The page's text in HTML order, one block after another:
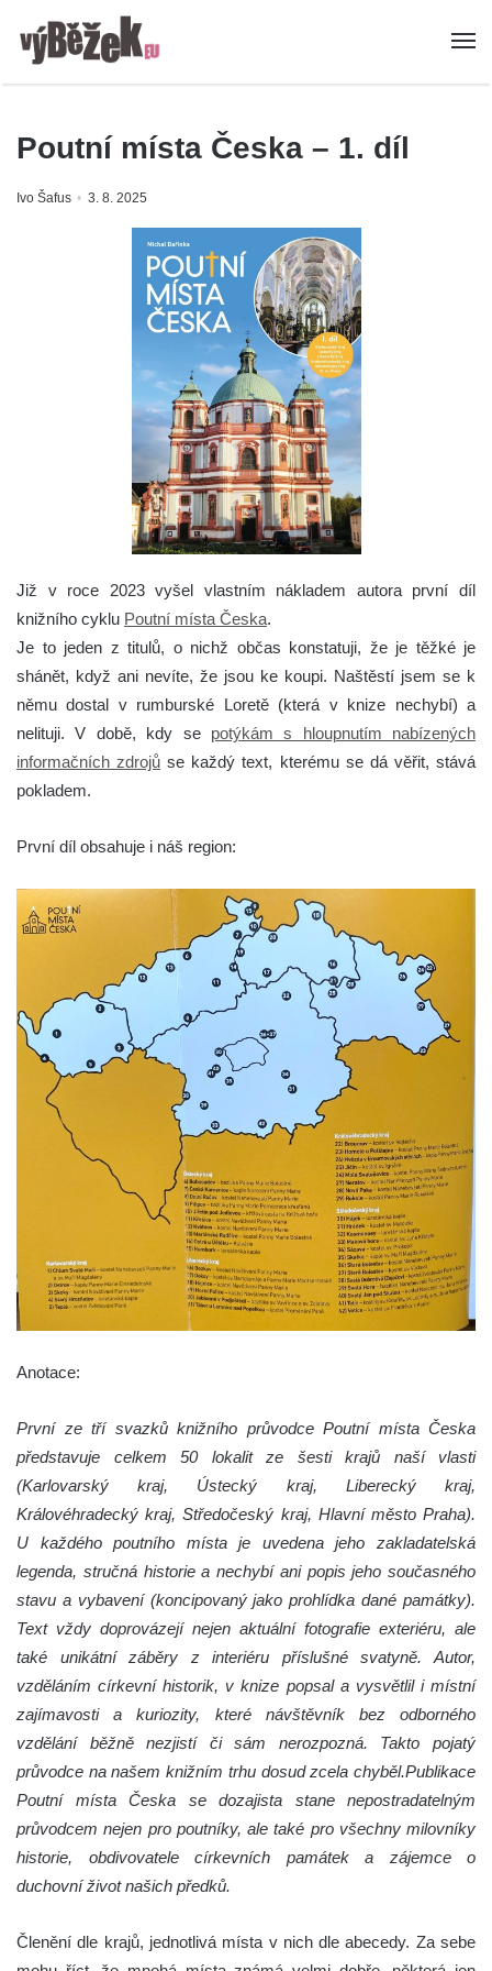
Poutní místa Česka – 1. díl
Ivo Šafus 3. 8. 2025
Již v roce 2023 vyšel vlastním nákladem autora první díl
knižního cyklu Poutní místa Česka.
Je to jeden z titulů, o nichž občas konstatuji, že je těžké je
shánět, když ani nevíte, že jsou ke koupi. Naštěstí jsem se k
němu dostal v rumburské Loretě (která v knize nechybí) a
nelituji. V době, kdy se potýkám s hloupnutím nabízených
informačních zdrojů se každý text, kterému se dá věřit, stává
pokladem.
První díl obsahuje i náš region:
Anotace:
První ze tří svazků knižního průvodce Poutní místa Česka
představuje celkem 50 lokalit ze šesti krajů naší vlasti
(Karlovarský kraj, Ústecký kraj, Liberecký kraj,
Královéhradecký kraj, Středočeský kraj, Hlavní město Praha).
U každého poutního místa je uvedena jeho zakladatelská
legenda, stručná historie a nechybí ani popis jeho současného
stavu a vybavení (koncipovaný jako prohlídka dané památky).
Text vždy doprovázejí nejen aktuální fotografie exteriéru, ale
také unikátní záběry z interiéru příslušné svatyně. Autor,
vzděláním církevní historik, v knize popsal a vysvětlil i místní
zajímavosti a kuriozity, které návštěvník bez odborného
vzdělání běžně nezjistí či sám nerozpozná. Takto pojatý
průvodce na našem knižním trhu dosud zcela chyběl.Publikace
Poutní místa Česka se dozajista stane nepostradatelným
průvodcem nejen pro poutníky, ale také pro všechny milovníky
historie, obdivovatele církevních památek a zájemce o
duchovní život našich předků.
Členění dle krajů, jednotlivá místa v nich dle abecedy. Za sebe